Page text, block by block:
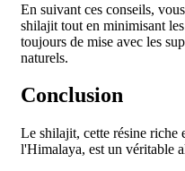
En suivant ces conseils,
shilajit tout en minimisant
toujours de mise avec les
naturels.
Conclusion
Le shilajit, cette résine riche
l'Himalaya, est un véritable